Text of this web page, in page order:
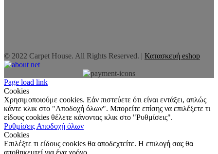
© 2022 Carpet House. All Rights Reserved. | Κατασκευή eshop
Page load link
Cookies
Χρησιμοποιούμε cookies. Εάν πιστεύετε ότι είναι εντάξει, απλώς
κάντε κλικ στο "Αποδοχή όλων". Μπορείτε επίσης να επιλέξετε τι
είδους cookies θέλετε κάνοντας κλικ στο "Ρυθμίσεις".
Ρυθμίσεις Αποδοχή όλων
Cookies
Επιλέξτε τι είδους cookies θα αποδεχτείτε. Η επιλογή σας θα
αποθηκευτεί για ένα χρόνο.